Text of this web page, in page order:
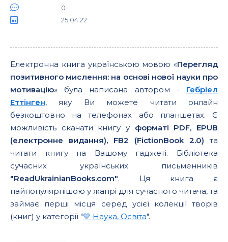
0
25.04.22
Електронна книга українською мовою «Перегляд
позитивного мислення: на основі нової науки про
мотивацію» була написана автором - Гебріел
Еттінген, яку Ви можете читати онлайн
безкоштовно на телефонах або планшетах. Є
можливість скачати книгу у форматі PDF, EPUB
(електронне видання), FB2 (FictionBook 2.0) та
читати книгу на Вашому гаджеті. Бібліотека
сучасних українських письменників
"ReadUkrainianBooks.com". Ця книга є
найпопулярнішою у жанрі для сучасного читача, та
займає перші місця серед усієї колекції творів
(книг) у категорії "💛 Наука, Освіта".